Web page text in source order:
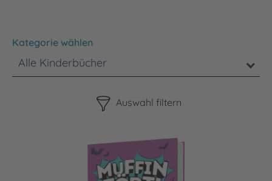
Kategorie wählen
Alle Kinderbücher
Auswahl filtern